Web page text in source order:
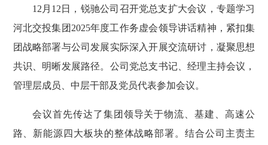
12月12日，锐驰公司召开党总支扩大会议，专题学习
河北交投集团2025年度工作务虚会领导讲话精神，紧扣集
团战略部署与公司发展实际深入开展交流研讨，凝聚思想
共识、明晰发展路径。公司党总支书记、经理主持会议，
管理层成员、中层干部及党员代表参加会议。
会议首先传达了集团领导关于物流、基建、高速公
路、新能源四大板块的整体战略部署。结合公司主责主